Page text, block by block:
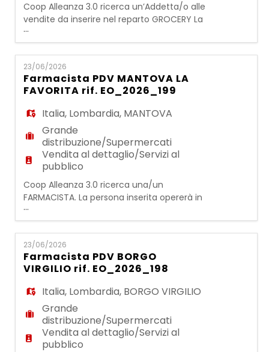
Coop Alleanza 3.0 ricerca un’Addetta/o alle
vendite da inserire nel reparto GROCERY La
persona inserita opererà in una realtà
strutturata e dinamica e si occuperà delle
attività legate al servizio e alla vendita nel
reparto GROCERY Attività principali: -
allestimento degli scaffali - controllo delle
scadenze e rotazione dei prodotti - riordi
...
23/06/2026
Farmacista PDV MANTOVA LA
FAVORITA rif. EO_2026_199
Italia, Lombardia, MANTOVA
Grande
distribuzione/Supermercati
Vendita al dettaglio/Servizi al
pubblico
Coop Alleanza 3.0 ricerca una/un
FARMACISTA. La persona inserita opererà in
una realtà strutturata e dinamica e
all'interno del CORNER SALUTE si occuperà
delle seguenti attività: - dispensazione dei
farmaci (SOP E OTC) - gestione dello
spazio di vendita nei suoi aspetti economici
- gestione dei prodotti - ottimizzazione del
servizio al client
...
23/06/2026
Farmacista PDV BORGO
VIRGILIO rif. EO_2026_198
Italia, Lombardia, BORGO VIRGILIO
Grande
distribuzione/Supermercati
Vendita al dettaglio/Servizi al
pubblico